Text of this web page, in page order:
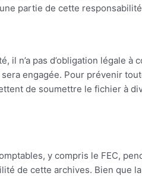
partie de cette
n’a pas d’obligation légale
engagée. Pour prévenir
de soumettre le fichier à
y compris le FEC,
de cette archives. Bien que